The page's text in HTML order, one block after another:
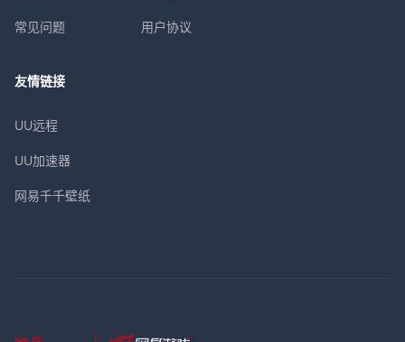
常见问题 用户协议
友情链接
UU远程
UU加速器
网易千千壁纸